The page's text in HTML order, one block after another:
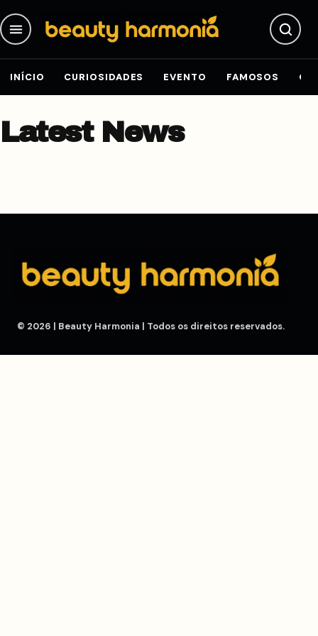
INÍCIO CURIOSIDADES EVENTO FAMOSOS
Latest News
© 2026 | Beauty Harmonia | Todos os direitos reservados.